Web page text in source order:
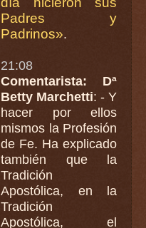
Padres y
Padrinos».
21:08
Comentarista: Dª
Betty Marchetti: - Y
hacer por ellos
mismos la Profesión
de Fe. Ha explicado
también que la
Tradición
Apostólica, en la
Tradición
Apostólica, el